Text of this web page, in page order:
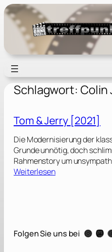
Zum
Inhalt
springen
Schlagwort: Colin
Tom & Jerry [2021]
Die Modernisierung der
Grunde unnötig, doch
Rahmenstory um
Weiterlesen:
J
Folgen Sie uns bei Instagram Mastodon Threads